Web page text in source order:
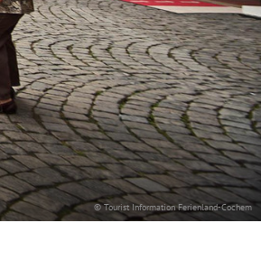
© Tourist Information Ferienland-Cochem